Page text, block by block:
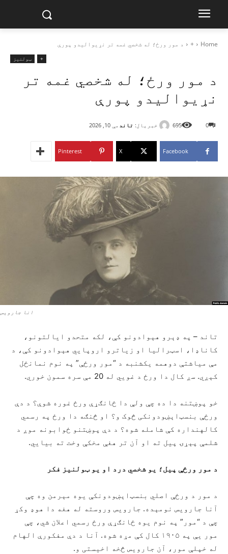
Home
+ د مور ورځ؛ له شخصي غمه تر نړیوالیدو پورې
+ ټولنیز
د مور ورځ؛ له شخصي غمه تر
نړیوالیدو پورې
خبریال: تاند مې 10, 2026 0
695
Facebook
X
Pinterest
انا جارویس
تاند – په ډېرو هېوادونو کې، لکه متحدو ایالتونو،
کاناډا، اسټرالیا او زیاترو اروپایي هېوادونو کې، د
مې میاشتې دوهمه یکشنبه د “مور ورځې” په نوم نمانځل
کېږي. سږ کال دا ورځ د غويي له 20 مې سره سمون خوري.
خو پوښتنه دا ده چې ولې دا ځانګړې ورځ غوره شوې؟ د دې
ورځې بنسټ‌اېښودونکی څوک و؟ او څنګه دا ورځ په رسمي
کالهنداره کې شامله شوه؟ د دې پوښتنو ځوابونه موږ د
شلمې پېړۍ پیل ته او آن تر هغې مخکې وخت ته بیايي.
د مور ورځې پیل؛ یو شخصي درد او یو ټولنیز فکر
د مور د ورځې اصلي بنسټ‌اېښودونکې یوه مېرمن وه چې
آنا جارویس نومېده. جارویس وروسته له هغه دا هوډ وکړ
چې د “مور” په نوم یوه ځانګړې ورځ رسمي اعلان شي، چې
مور یې په ۱۹۰۵ کال کې مړه شوه. آنا د دې مفکورې الهام
له خپلې مور، آن جارویس څخه اخیستی و.